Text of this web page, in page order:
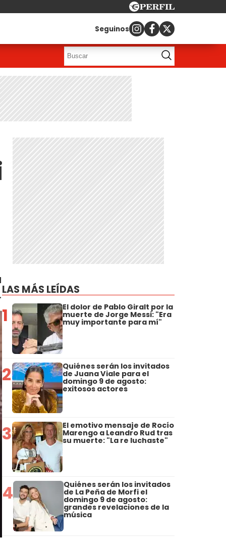
Seguinos
LAS MÁS LEÍDAS
1 El dolor de Pablo Giralt por la
muerte de Jorge Messi: "Era
muy importante para mí"
2 Quiénes serán los invitados
de Juana Viale para el
domingo 9 de agosto:
exitosos actores
3 El emotivo mensaje de Rocío
Marengo a Leandro Rud tras
su muerte: "La re luchaste"
4 Quiénes serán los invitados
de La Peña de Morfi el
domingo 9 de agosto:
grandes revelaciones de la
música